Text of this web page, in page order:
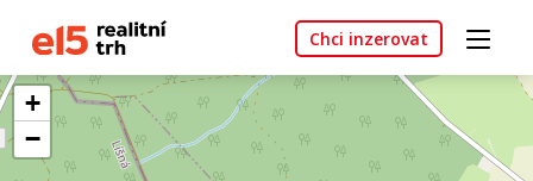
Chci inzerovat
+
−